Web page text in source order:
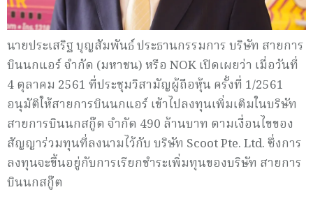
นายประเสริฐ บุญสัมพันธ์ ประธานกรรมการ บริษัท สายการ
บินนกแอร์ จำกัด (มหาชน) หรือ NOK เปิดเผยว่า เมื่อวันที่
4 ตุลาคม 2561 ที่ประชุมวิสามัญผู้ถือหุ้น ครั้งที่ 1/2561
อนุมัติให้สายการบินนกแอร์ เข้าไปลงทุนเพิ่มเติมในบริษัท
สายการบินนกสกู๊ต จํากัด 490 ล้านบาท ตามเงื่อนไขของ
สัญญาร่วมทุนที่ลงนามไว้กับ บริษัท Scoot Pte. Ltd. ซึ่งการ
ลงทุนจะขึ้นอยู่กับการเรียกชำระเพิ่มทุนของบริษัท สายการ
บินนกสกู๊ต